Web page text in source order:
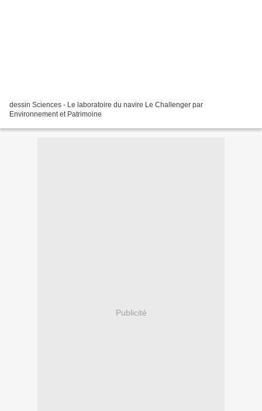
dessin Sciences - Le laboratoire du navire Le Challenger par
Environnement et Patrimoine
Publicité